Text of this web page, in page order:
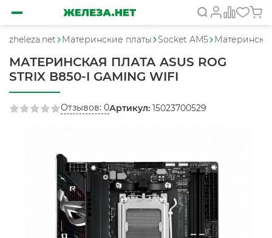
zheleza.net Материнские платы Socket AM5
МАТЕРИНСКАЯ ПЛАТА ASUS ROG
STRIX B850-I GAMING WIFI
Отзывов: 0Артикул: 15023700529